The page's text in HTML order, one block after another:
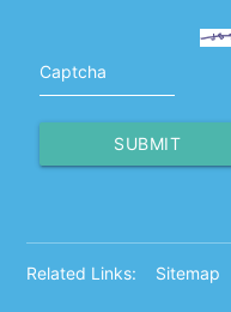
Captcha
SUBMIT
Related Links: Sitemap